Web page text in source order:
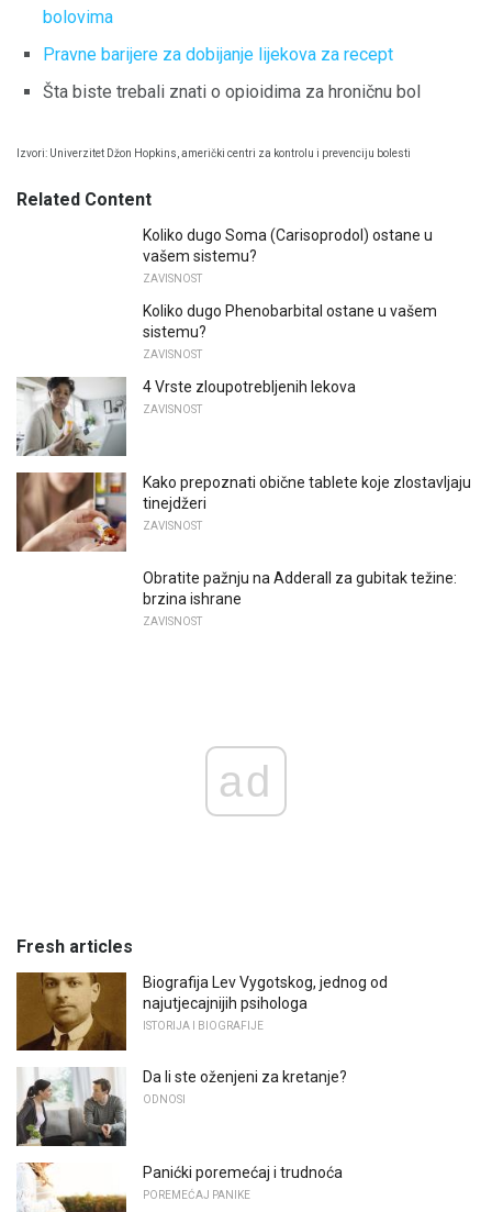
bolovima
Pravne barijere za dobijanje lijekova za recept
Šta biste trebali znati o opioidima za hroničnu bol
Izvori: Univerzitet Džon Hopkins, američki centri za kontrolu i prevenciju bolesti
Related Content
Koliko dugo Soma (Carisoprodol) ostane u
vašem sistemu?
ZAVISNOST
Koliko dugo Phenobarbital ostane u vašem
sistemu?
ZAVISNOST
4 Vrste zloupotrebljenih lekova
ZAVISNOST
Kako prepoznati obične tablete koje zlostavljaju
tinejdžeri
ZAVISNOST
Obratite pažnju na Adderall za gubitak težine:
brzina ishrane
ZAVISNOST
ad
Fresh articles
Biografija Lev Vygotskog, jednog od
najutjecajnijih psihologa
ISTORIJA I BIOGRAFIJE
Da li ste oženjeni za kretanje?
ODNOSI
Panićki poremećaj i trudnoća
POREMEĆAJ PANIKE